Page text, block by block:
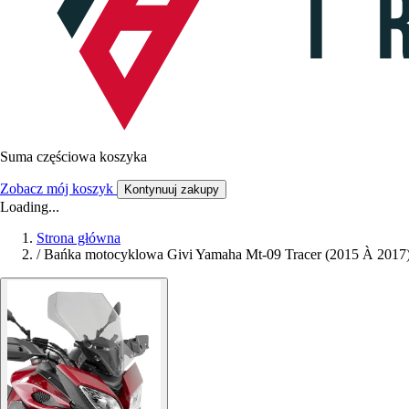
Suma częściowa koszyka
Zobacz mój koszyk Kontynuuj zakupy
Loading...
Strona główna
/ Bańka motocyklowa Givi Yamaha Mt-09 Tracer (2015 À